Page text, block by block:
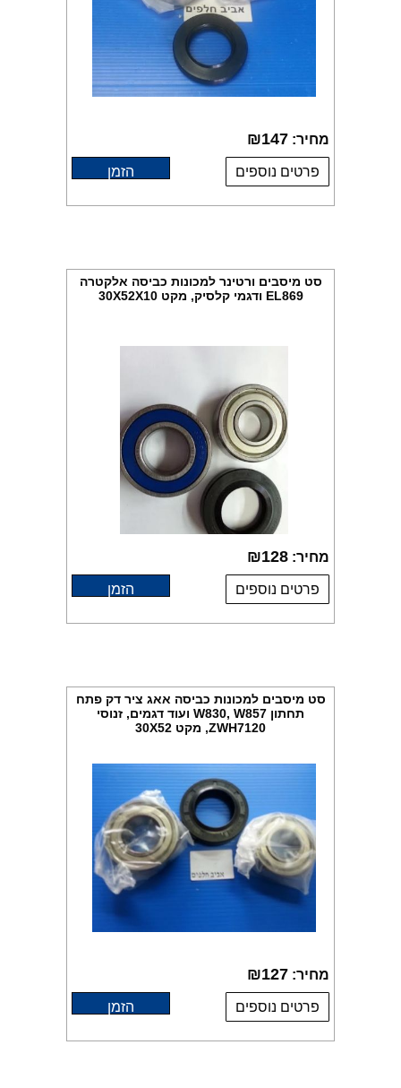
מחיר: ₪147
פרטים נוספים הזמן
סט מיסבים ורטינר למכונות כביסה אלקטרה
EL869 ודגמי קלסיק, מקט 30X52X10
מחיר: ₪128
פרטים נוספים הזמן
סט מיסבים למכונות כביסה אאג ציר דק פתח
תחתון W830, W857 ועוד דגמים, זנוסי
ZWH7120, מקט 30X52
מחיר: ₪127
פרטים נוספים הזמן